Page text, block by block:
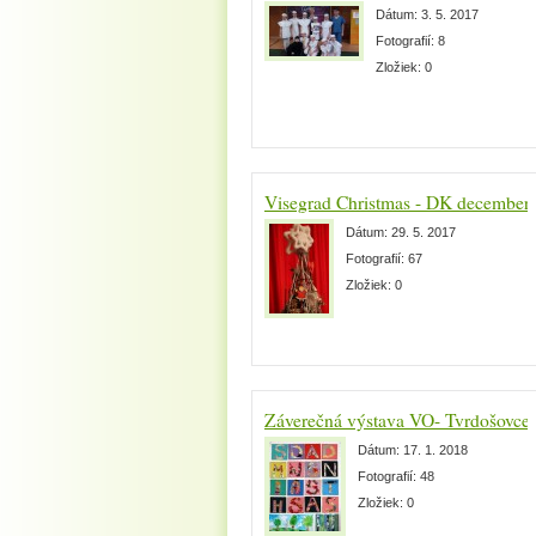
Dátum: 3. 5. 2017
Fotografií: 8
Zložiek: 0
Visegrad Christmas - DK december
Dátum: 29. 5. 2017
Fotografií: 67
Zložiek: 0
Záverečná výstava VO- Tvrdošovce
Dátum: 17. 1. 2018
Fotografií: 48
Zložiek: 0